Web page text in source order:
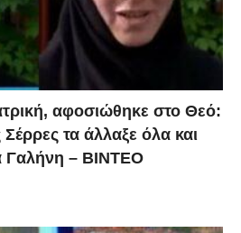
αφοσιώθηκε στο Θεό:
τα άλλαξε όλα και
Γαλήνη – ΒΙΝΤΕΟ